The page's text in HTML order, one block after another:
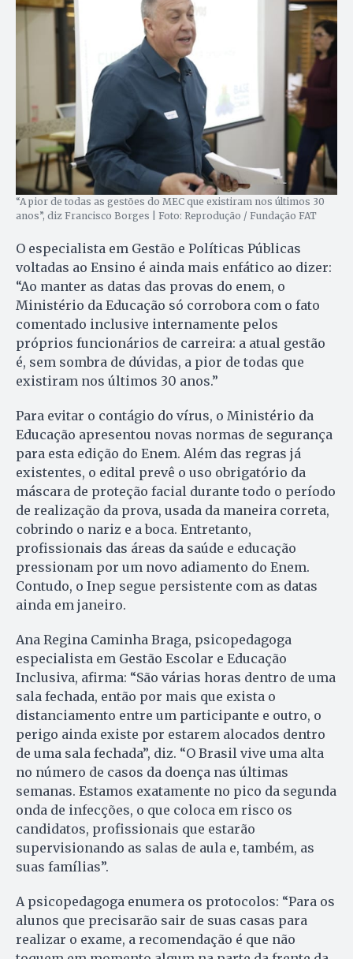
“A pior de todas as gestões do MEC que existiram nos últimos 30
anos”, diz Francisco Borges | Foto: Reprodução / Fundação FAT
O especialista em Gestão e Políticas Públicas
voltadas ao Ensino é ainda mais enfático ao dizer:
“Ao manter as datas das provas do enem, o
Ministério da Educação só corrobora com o fato
comentado inclusive internamente pelos
próprios funcionários de carreira: a atual gestão
é, sem sombra de dúvidas, a pior de todas que
existiram nos últimos 30 anos.”
Para evitar o contágio do vírus, o Ministério da
Educação apresentou novas normas de segurança
para esta edição do Enem. Além das regras já
existentes, o edital prevê o uso obrigatório da
máscara de proteção facial durante todo o período
de realização da prova, usada da maneira correta,
cobrindo o nariz e a boca. Entretanto,
profissionais das áreas da saúde e educação
pressionam por um novo adiamento do Enem.
Contudo, o Inep segue persistente com as datas
ainda em janeiro.
Ana Regina Caminha Braga, psicopedagoga
especialista em Gestão Escolar e Educação
Inclusiva, afirma: “São várias horas dentro de uma
sala fechada, então por mais que exista o
distanciamento entre um participante e outro, o
perigo ainda existe por estarem alocados dentro
de uma sala fechada”, diz. “O Brasil vive uma alta
no número de casos da doença nas últimas
semanas. Estamos exatamente no pico da segunda
onda de infecções, o que coloca em risco os
candidatos, profissionais que estarão
supervisionando as salas de aula e, também, as
suas famílias”.
A psicopedagoga enumera os protocolos: “Para os
alunos que precisarão sair de suas casas para
realizar o exame, a recomendação é que não